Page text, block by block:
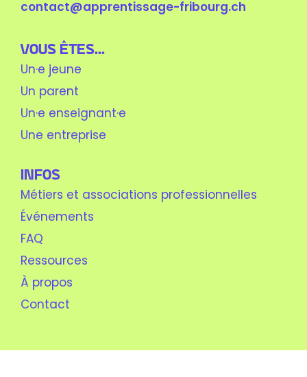
contact@apprentissage-fribourg.ch
Vous êtes...
Un·e jeune
Un parent
Un·e enseignant·e
Une entreprise
Infos
Métiers et associations professionnelles
Événements
FAQ
Ressources
À propos
Contact